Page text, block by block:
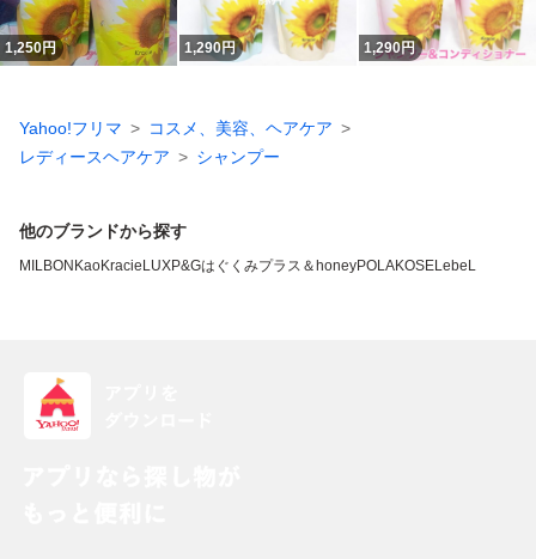
1,250円 1,290円 1,290円
Yahoo!フリマ
コスメ、美容、ヘアケア
レディースヘアケア
シャンプー
他のブランドから探す
MILBON KaoKracie LUXP&Gはぐくみプラス ＆honeyPOLAKOSELebeL